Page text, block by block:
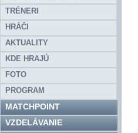
TRÉNERI
HRÁČI
AKTUALITY
KDE HRAJÚ
FOTO
PROGRAM
MATCHPOINT
VZDELÁVANIE